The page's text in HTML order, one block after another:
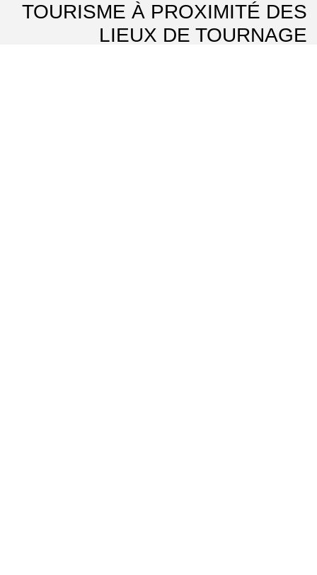
TOURISME À PROXIMITÉ DES
LIEUX DE TOURNAGE